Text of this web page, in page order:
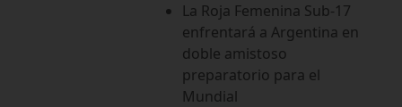
La Roja Femenina Sub-17
enfrentará a Argentina en
doble amistoso
preparatorio para el
Mundial